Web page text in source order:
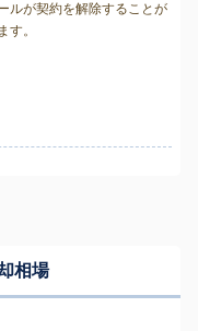
ルが契約を解除することが
す。
相場